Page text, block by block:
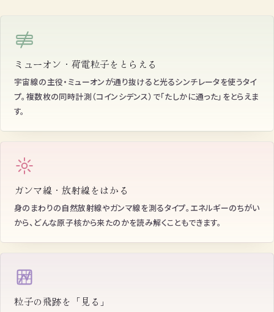
ミューオン・荷電粒子をとらえる
宇宙線の主役・ミューオンが通り抜けると光るシンチレータを使うタイ
プ。複数枚の同時計測（コインシデンス）で「たしかに通った」をとらえま
す。
ガンマ線・放射線をはかる
身のまわりの自然放射線やガンマ線を測るタイプ。エネルギーのちがい
から、どんな原子核から来たのかを読み解くこともできます。
粒子の飛跡を「見る」